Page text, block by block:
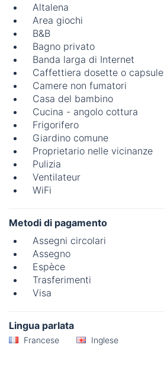
Altalena
Area giochi
B&B
Bagno privato
Banda larga di Internet
Caffettiera dosette o capsule
Camere non fumatori
Casa del bambino
Cucina - angolo cottura
Frigorifero
Giardino comune
Proprietario nelle vicinanze
Pulizia
Ventilateur
WiFi
Metodi di pagamento
Assegni circolari
Assegno
Espèce
Trasferimenti
Visa
Lingua parlata
Francese Inglese